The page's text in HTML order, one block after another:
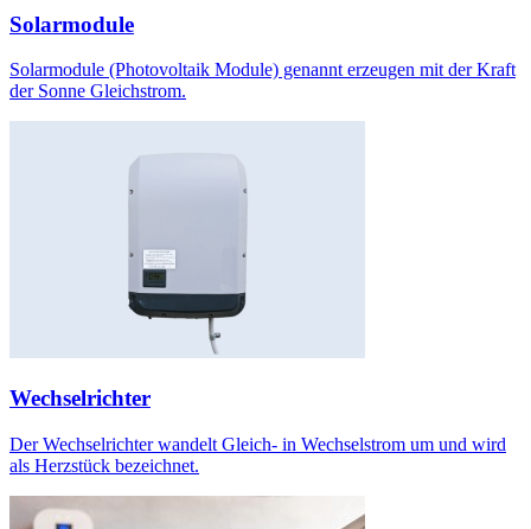
Solarmodule
Solarmodule (Photovoltaik Module) genannt erzeugen mit der Kraft
der Sonne Gleichstrom.
Wechselrichter
Der Wechselrichter wandelt Gleich- in Wechselstrom um und wird
als Herzstück bezeichnet.